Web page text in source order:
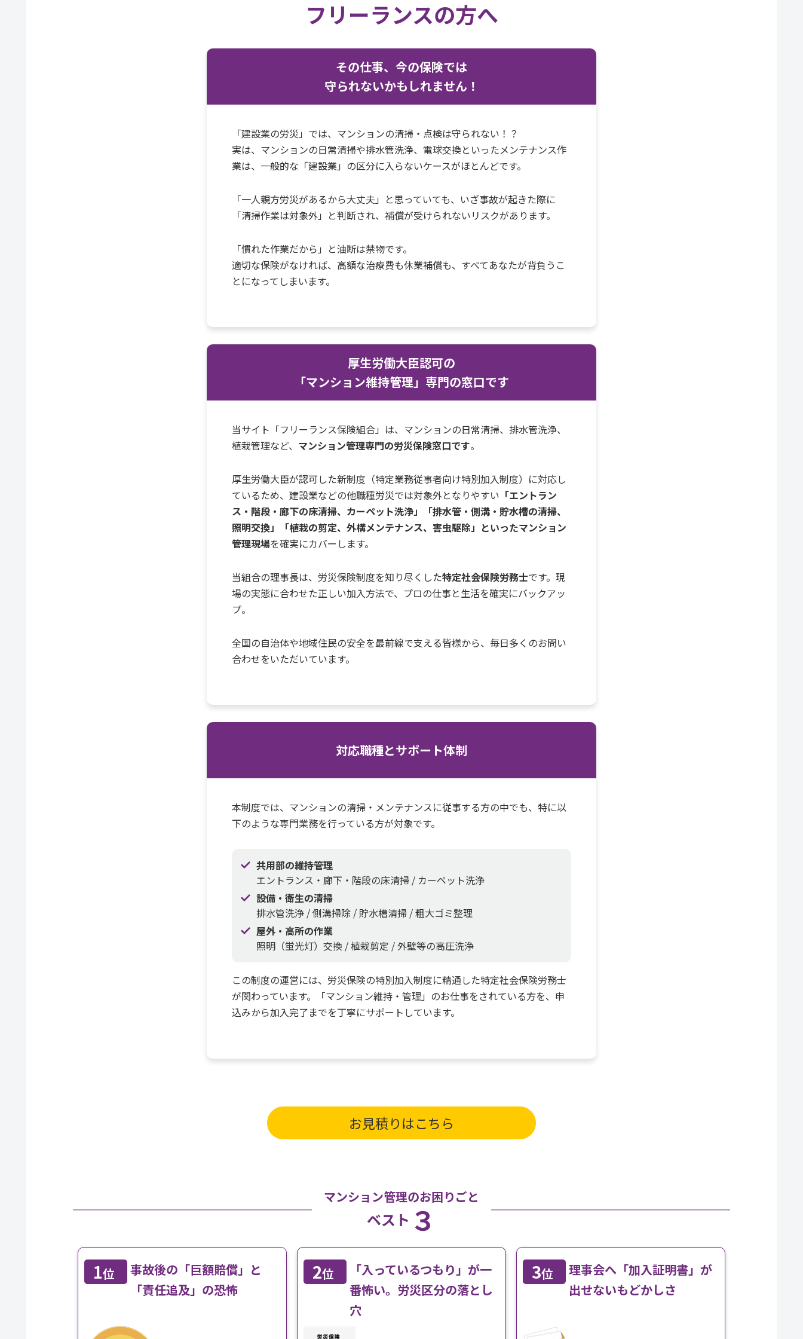
フリーランスの方へ
その仕事、今の保険では
守られないかもしれません！
「建設業の労災」では、マンションの清掃・点検は守られない！？
実は、マンションの日常清掃や排水管洗浄、電球交換といったメンテナンス作
業は、一般的な「建設業」の区分に入らないケースがほとんどです。
「一人親方労災があるから大丈夫」と思っていても、いざ事故が起きた際に
「清掃作業は対象外」と判断され、補償が受けられないリスクがあります。
「慣れた作業だから」と油断は禁物です。
適切な保険がなければ、高額な治療費も休業補償も、すべてあなたが背負うこ
とになってしまいます。
厚生労働大臣認可の
「マンション維持管理」専門の窓口です
当サイト「フリーランス保険組合」は、マンションの日常清掃、排水管洗浄、
植栽管理など、 マンション管理専門の労災保険窓口です。
厚生労働大臣が認可した新制度（特定業務従事者向け特別加入制度）に対応し
ているため、建設業などの他職種労災では対象外となりやすい 「エントラン
ス・階段・廊下の床清掃、カーペット洗浄」
「排水管・側溝・貯水槽の清掃、
照明交換」
「植栽の剪定、外構メンテナンス、害虫駆除」といったマンション
管理現場を確実にカバーします。
当組合の理事長は、労災保険制度を知り尽くした特定社会保険労務士です。現
場の実態に合わせた正しい加入方法で、プロの仕事と生活を確実にバックアッ
プ。
全国の自治体や地域住民の安全を最前線で支える皆様から、毎日多くのお問い
合わせをいただいています。
対応職種とサポート体制
本制度では、マンションの清掃・メンテナンスに従事する方の中でも、特に以
下のような専門業務を行っている方が対象です。
共用部の維持管理
エントランス・廊下・階段の床清掃 / カーペット洗浄
設備・衛生の清掃
排水管洗浄 / 側溝掃除 / 貯水槽清掃 / 粗大ゴミ整理
屋外・高所の作業
照明（蛍光灯）交換 / 植栽剪定 / 外壁等の高圧洗浄
この制度の運営には、労災保険の特別加入制度に精通した特定社会保険労務士
が関わっています。「マンション維持・管理」のお仕事をされている方を、申
込みから加入完了までを丁寧にサポートしています。
お見積りはこちら
マンション管理のお困りごと
ベスト ３
1位
事故後の「巨額賠償」と
「責任追及」の恐怖
2位
「入っているつもり」が一
番怖い。労災区分の落とし
穴
3位
理事会へ「加入証明書」が
出せないもどかしさ